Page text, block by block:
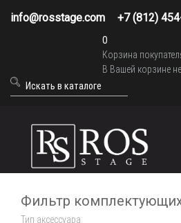
info@rosstage.com +7 (812)
0
Корзина
В Вашей корзине
Фильтр
Тип аксессуара: